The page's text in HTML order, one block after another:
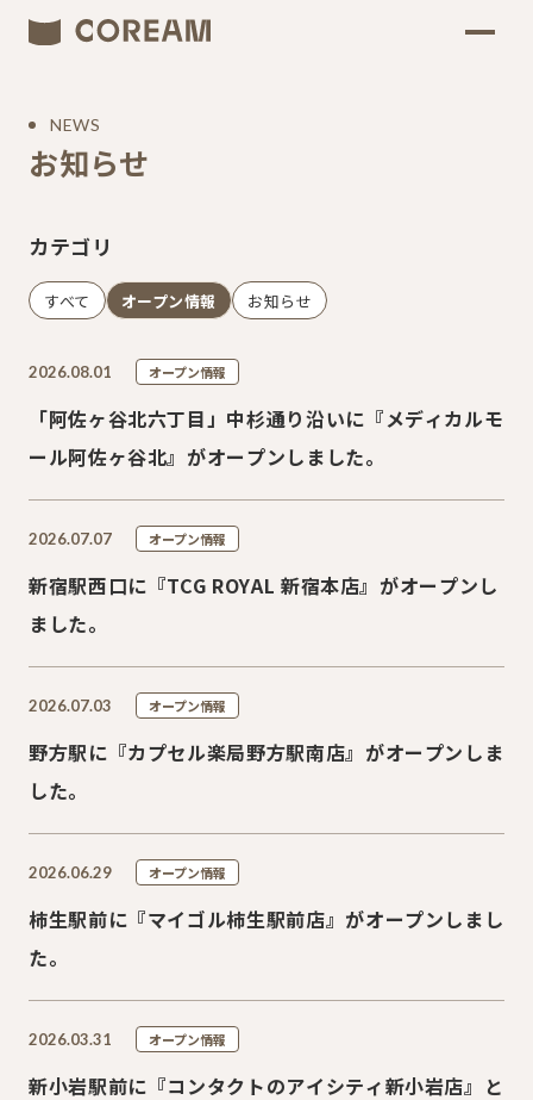
NEWS
お知らせ
カテゴリ
すべて オープン情報 お知らせ
2026.08.01 オープン情報
「阿佐ヶ谷北六丁目」中杉通り沿いに『メディカルモ
ール阿佐ヶ谷北』がオープンしました。
2026.07.07 オープン情報
新宿駅西口に『TCG ROYAL 新宿本店』がオープンし
ました。
2026.07.03 オープン情報
野方駅に『カプセル楽局野方駅南店』がオープンしま
した。
2026.06.29 オープン情報
柿生駅前に『マイゴル柿生駅前店』がオープンしまし
た。
2026.03.31 オープン情報
新小岩駅前に『コンタクトのアイシティ新小岩店』と